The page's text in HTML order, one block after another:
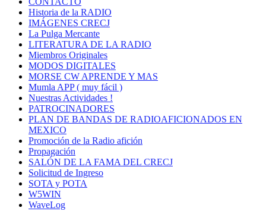
Historia de la RADIO
IMÁGENES CRECJ
La Pulga Mercante
LITERATURA DE LA RADIO
Miembros Originales
MODOS DIGITALES
MORSE CW APRENDE Y MAS
Mumla APP ( muy fácil )
Nuestras Actividades !
PATROCINADORES
PLAN DE BANDAS DE RADIOAFICIONADOS EN
MEXICO
Promoción de la Radio afición
Propagación
SALÓN DE LA FAMA DEL CRECJ
Solicitud de Ingreso
SOTA y POTA
W5WIN
WaveLog